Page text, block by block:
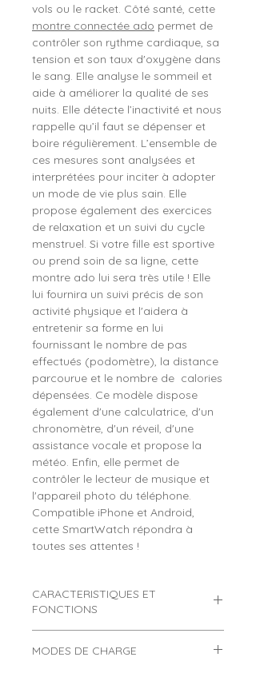
vols ou le racket. Côté santé, cette
montre connectée ado permet de
contrôler son rythme cardiaque, sa
tension et son taux d'oxygène dans
le sang. Elle analyse le sommeil et
aide à améliorer la qualité de ses
nuits. Elle détecte l’inactivité et nous
rappelle qu’il faut se dépenser et
boire régulièrement. L’ensemble de
ces mesures sont analysées et
interprétées pour inciter à adopter
un mode de vie plus sain. Elle
propose également des exercices
de relaxation et un suivi du cycle
menstruel. Si votre fille est sportive
ou prend soin de sa ligne, cette
montre ado lui sera très utile ! Elle
lui fournira un suivi précis de son
activité physique et l'aidera à
entretenir sa forme en lui
fournissant le nombre de pas
effectués (podomètre), la distance
parcourue et le nombre de calories
dépensées. Ce modèle dispose
également d'une calculatrice, d'un
chronomètre, d'un réveil, d'une
assistance vocale et propose la
météo. Enfin, elle permet de
contrôler le lecteur de musique et
l'appareil photo du téléphone.
Compatible iPhone et Android,
cette SmartWatch répondra à
toutes ses attentes !
CARACTERISTIQUES ET
FONCTIONS
3RF
MODES DE CHARGE